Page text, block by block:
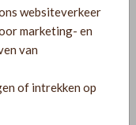
websiteverkeer
marketing- en
van
of intrekken op